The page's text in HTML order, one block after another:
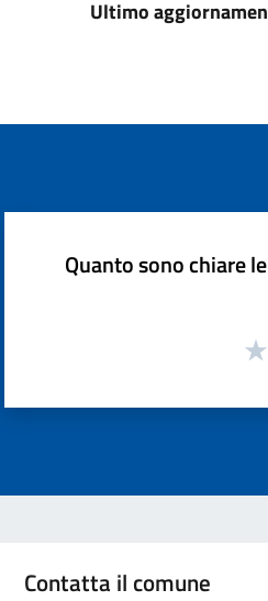
Ultimo
Quanto sono chiare
Contatta il comune